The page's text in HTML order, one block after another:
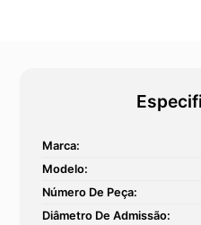
Marca:
Modelo:
Número De Peça:
Diâmetro De Admissão: